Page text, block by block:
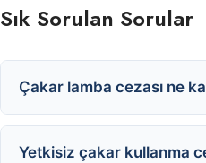
Sık Sorulan Sorular
Çakar lamba cezası ne
Yetkisiz çakar kullanma